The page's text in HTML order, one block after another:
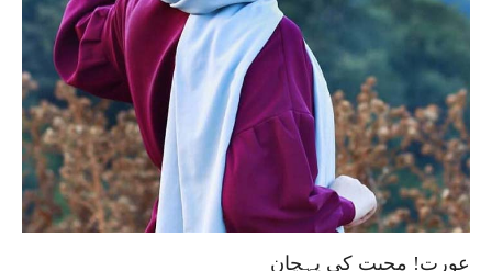
عورت! محبت کی پہچان